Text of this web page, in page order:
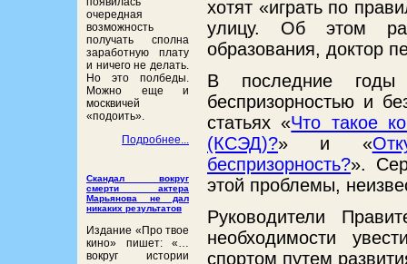
очередная
возможность
получать сполна
заработную плату
и ничего не делать.
Но это полбеды.
Можно еще и
москвичей
«подоить».
Подробнее...
Скандал вокруг
смерти актера
Марьянова не дал
никаких результатов
Издание «Про твое
кино» пишет: «…
вокруг истории
хотят «играть по
улицу. Об этом
образования, доктор
В последние годы
беспризорностью и
статьях «Что такое
(КСЭД)?» и «
беспризорность?».
этой проблемы,
Руководители
необходимости
спортом путем